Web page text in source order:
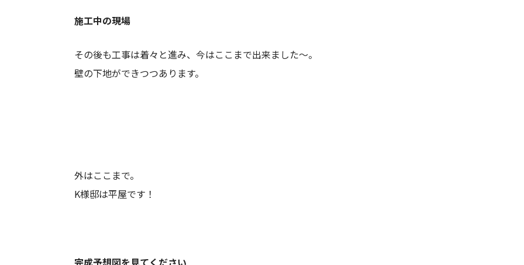
施工中の現場
その後も工事は着々と進み、今はここまで出来ました～。
壁の下地ができつつあります。
外はここまで。
K様邸は平屋です！
完成予想図を見てください